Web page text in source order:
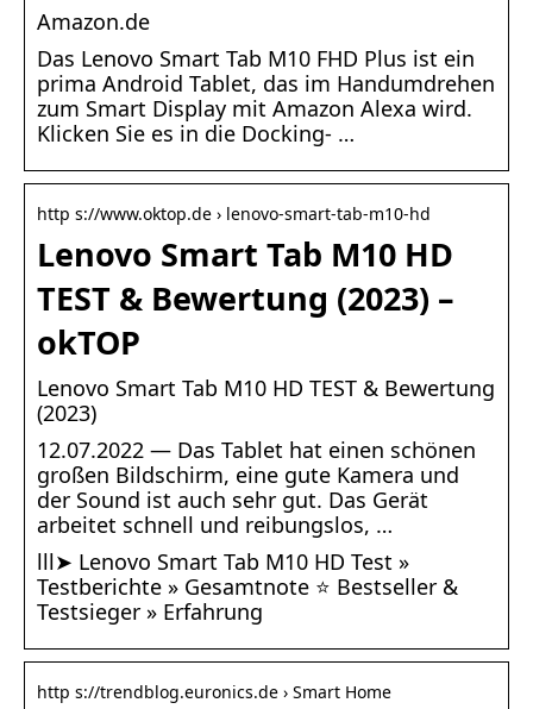
Amazon.de
Das Lenovo Smart Tab M10 FHD Plus ist ein
prima Android Tablet, das im Handumdrehen
zum Smart Display mit Amazon Alexa wird.
Klicken Sie es in die Docking- …
http s://www.oktop.de › lenovo-smart-tab-m10-hd
Lenovo Smart Tab M10 HD
TEST & Bewertung (2023) –
okTOP
Lenovo Smart Tab M10 HD TEST & Bewertung
(2023)
12.07.2022 — Das Tablet hat einen schönen
großen Bildschirm, eine gute Kamera und
der Sound ist auch sehr gut. Das Gerät
arbeitet schnell und reibungslos, …
lll➤ Lenovo Smart Tab M10 HD Test »
Testberichte » Gesamtnote ⭐ Bestseller &
Testsieger » Erfahrung
http s://trendblog.euronics.de › Smart Home